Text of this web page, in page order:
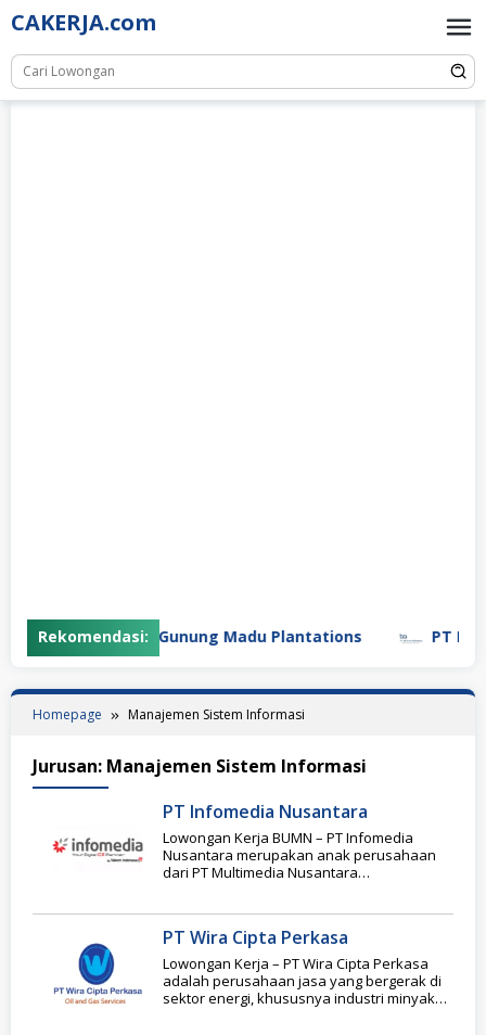
Skip
to
content
CAKERJA.com
Rekomendasi:PT Gunung Madu Plantations PT
Homepage Manajemen Sistem Informasi
Jurusan: Manajemen Sistem Informasi
PT Infomedia Nusantara
Lowongan Kerja BUMN – PT Infomedia
Nusantara merupakan anak perusahaan
dari PT Multimedia Nusantara
PT Wira Cipta Perkasa
Lowongan Kerja – PT Wira Cipta Perkasa
adalah perusahaan jasa yang bergerak di
sektor energi, khususnya industri minyak